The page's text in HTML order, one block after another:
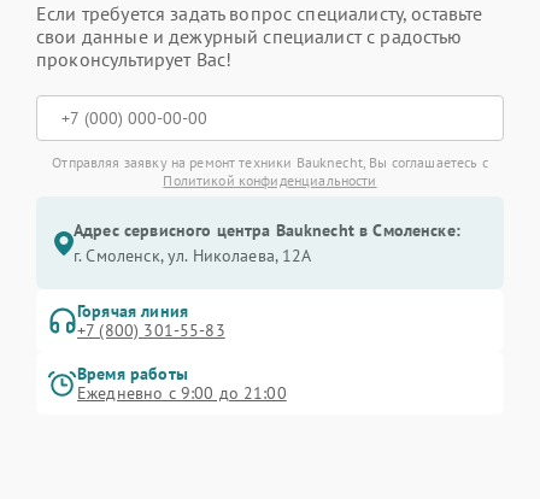
Если требуется задать вопрос специалисту, оставьте
свои данные и дежурный специалист с радостью
проконсультирует Вас!
Отправляя заявку на ремонт техники Bauknecht, Вы соглашаетесь с
Политикой конфиденциальности
Адрес сервисного центра Bauknecht в Смоленске:
г. Смоленск, ул. Николаева, 12А
Горячая линия
+7 (800) 301-55-83
Время работы
Ежедневно с 9:00 до 21:00